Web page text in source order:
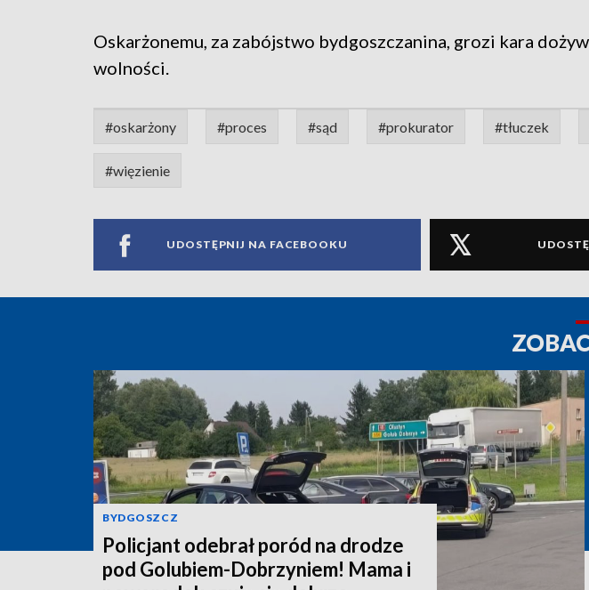
Oskarżonemu, za zabójstwo bydgoszczanina, grozi kara
wolności.
#oskarżony #proces #sąd #prokurator #tłuczek
#więzienie
UDOSTĘPNIJ NA FACEBOOKU
BYDGOSZCZ
Policjant odebrał poród na drodze
pod Golubiem-Dobrzyniem! Mama i